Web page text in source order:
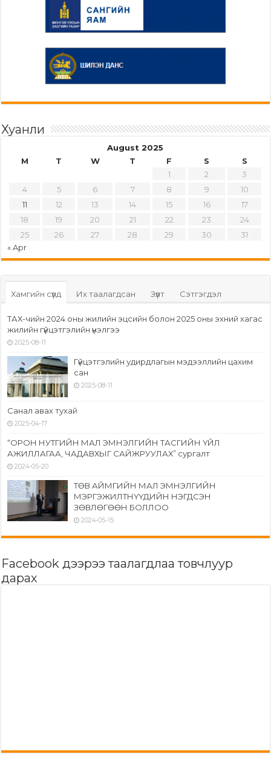
Хуанли
August 2025
M
T W T F S
S
1
2
3
4
5 6 7 8 9
10
11
12 13 14 15 16
17
18
19 20 21 22 23
24
25
26 27 28 29 30
31
« Apr
Хамгийн сүүлд Их таалагдсан Зүүлт Сэтгэгдэл
ТАХ-чийн 2024 оны жилийн эцсийн болон 2025 оны эхний хагас
жилийн гүйцэтгэлийн үнэлгээ
2025-08-11
Гүйцэтгэлийн удирдлагын мэдээллийн цахим
сан
2025-08-11
Санал авах тухай
2025-04-17
“ОРОН НУТГИЙН МАЛ ЭМНЭЛГИЙН ТАСГИЙН ҮЙЛ
АЖИЛЛАГАА, ЧАДАВХЫГ САЙЖРУУЛАХ” сургалт
2024-05-20
ТӨВ АЙМГИЙН МАЛ ЭМНЭЛГИЙН
МЭРГЭЖИЛТНҮҮДИЙН НЭГДСЭН
ЗӨВЛӨГӨӨН БОЛЛОО
2024-05-15
Facebook дээрээ таалагдлаа товчлуур
дарах